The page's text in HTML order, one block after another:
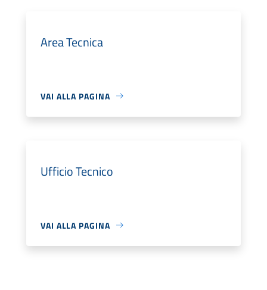
Area Tecnica
VAI ALLA PAGINA
Ufficio Tecnico
VAI ALLA PAGINA